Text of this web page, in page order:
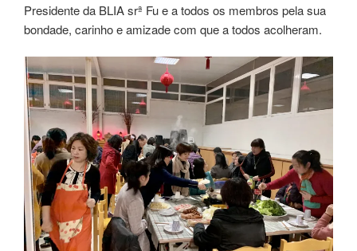
Presidente da BLIA srª Fu e a todos os membros pela sua
bondade, carinho e amizade com que a todos acolheram.